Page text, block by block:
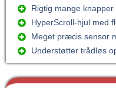
Rigtig mange
HyperScroll-hjul med
Meget præcis sensor
Understøtter trådløs